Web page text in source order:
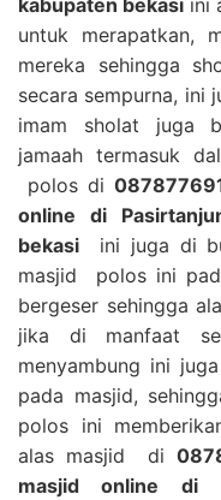
untuk merapatkan,
mereka sehingga
secara sempurna, ini
imam sholat juga
jamaah termasuk
polos di
online di
bekasi
ini juga di
masjid polos ini
bergeser sehingga
jika di manfaat
menyambung ini
pada masjid,
polos ini
alas masjid di
masjid online di